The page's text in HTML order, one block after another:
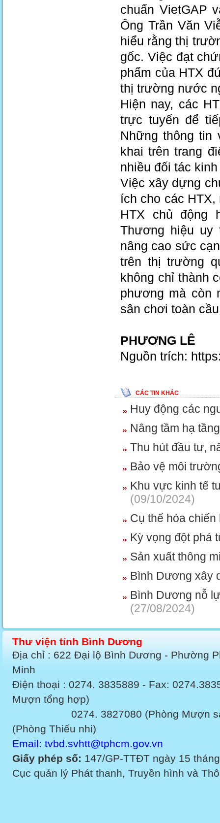
chuẩn VietGAP
Ông Trần Văn
hiểu rằng thị
gốc. Việc đạt
phẩm của HTX
thị trường nước
Hiện nay, các
trực tuyến để
Những thông tin
khai trên trang
nhiều đối tác
Việc xây dựng
ích cho các
HTX chủ động
Thương hiệu uy
nâng cao sức
trên thị trường
không chỉ thành
phương mà còn
sân chơi toàn
PHƯƠNG LÊ
Nguồn trích:
CÁC TIN KHÁC
Huy động các
Nâng tầm hạ
Thu hút đầu tư,
Bảo vệ môi
Khu vực kinh tế
(09/10/2024)
Cụ thể hóa
Kỳ vọng đột phá
Sản xuất thông
Bình Dương xây
Bình Dương nỗ
(27/08/2024)
Thư viện tỉnh Bình Dương
Địa chỉ : 622 Đại lộ Bình Dương - Phường
Minh
Điện thoại : 0274. 3835889 - Fax:
Mượn tổng hợp)
0274. 3827080 (Phòng Mượn sách
(Phòng Thiếu nhi)
Email: tvbd.svhtt@tphcm.gov.vn
Giấy phép số: 147/GP-TTĐT ngày 15
Cục quản lý Phát thanh, Truyền hình và